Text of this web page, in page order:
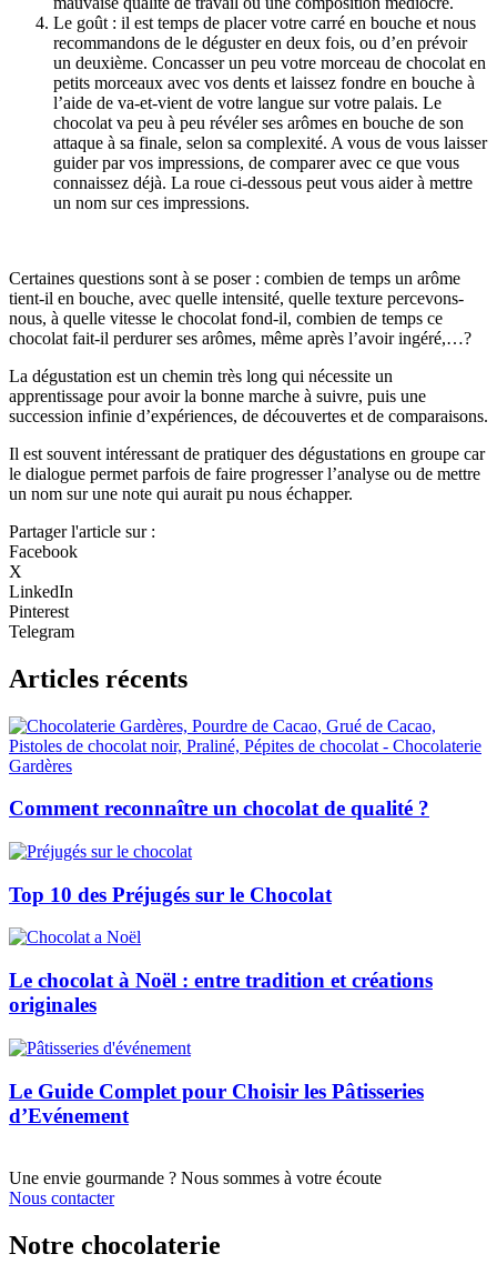
Le goût : il est temps de placer votre carré en bouche et nous
recommandons de le déguster en deux fois, ou d’en prévoir
un deuxième. Concasser un peu votre morceau de chocolat en
petits morceaux avec vos dents et laissez fondre en bouche à
l’aide de va-et-vient de votre langue sur votre palais. Le
chocolat va peu à peu révéler ses arômes en bouche de son
attaque à sa finale, selon sa complexité. A vous de vous laisser
guider par vos impressions, de comparer avec ce que vous
connaissez déjà. La roue ci-dessous peut vous aider à mettre
un nom sur ces impressions.
Certaines questions sont à se poser : combien de temps un arôme
tient-il en bouche, avec quelle intensité, quelle texture percevons-
nous, à quelle vitesse le chocolat fond-il, combien de temps ce
chocolat fait-il perdurer ses arômes, même après l’avoir ingéré,…?
La dégustation est un chemin très long qui nécessite un
apprentissage pour avoir la bonne marche à suivre, puis une
succession infinie d’expériences, de découvertes et de comparaisons.
Il est souvent intéressant de pratiquer des dégustations en groupe car
le dialogue permet parfois de faire progresser l’analyse ou de mettre
un nom sur une note qui aurait pu nous échapper.
Partager l'article sur :
Facebook
X
LinkedIn
Pinterest
Telegram
Articles récents
Comment reconnaître un chocolat de qualité ?
Top 10 des Préjugés sur le Chocolat
Le chocolat à Noël : entre tradition et créations
originales
Le Guide Complet pour Choisir les Pâtisseries
d’Evénement
Une envie gourmande ? Nous sommes à votre écoute
Nous contacter
Notre chocolaterie